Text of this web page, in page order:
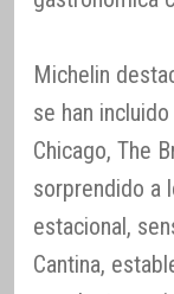
Michelin
se han
Chicago, The
sorprendido a
estacional,
Cantina,